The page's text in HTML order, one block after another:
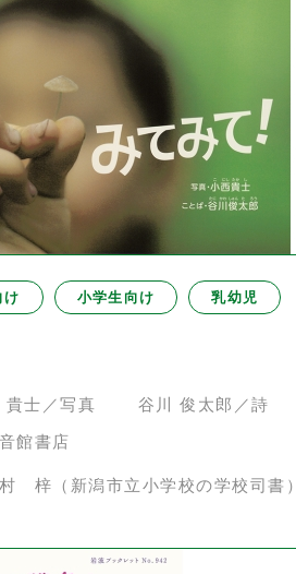
け 小学生向け 乳幼児
貴士／写真 谷川 俊太郎／詩
館書店
梓（新潟市立小学校の学校司書）